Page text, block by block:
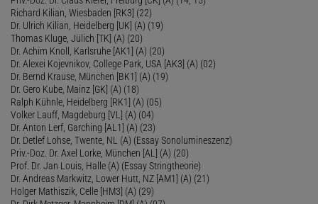
Richard Kilian, Wiesbaden [RK3] (22)
Dr. Ulrich Kilian, Heidelberg [UK] (A) (19)
Thomas Kluge, Jülich [TK] (A) (20)
Dr. Achim Knoll, Karlsruhe [AK1] (A) (20)
Dr. Alexei Kojevnikov, College Park, USA [AK3] (A) (02)
Dr. Bernd Krause, München [BK1] (A) (19)
Dr. Gero Kube, Mainz [GK] (A) (18)
Ralph Kühnle, Heidelberg [RK1] (A) (05)
Volker Lauff, Magdeburg [VL] (A) (04)
Dr. Anton Lerf, Garching [AL1] (A) (23)
Dr. Detlef Lohse, Twente, NL (A) (Essay Sonolumineszenz)
Priv.-Doz. Dr. Axel Lorke, München [AL] (A) (20)
Prof. Dr. Jan Louis, Halle (A) (Essay Stringtheorie)
Dr. Andreas Markwitz, Lower Hutt, NZ [AM1] (A) (21)
Holger Mathiszik, Celle [HM3] (A) (29)